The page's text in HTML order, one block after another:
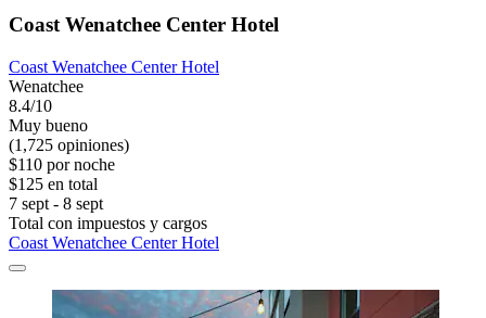
Coast Wenatchee Center Hotel
Coast Wenatchee Center Hotel
Wenatchee
8.4/10
Muy bueno
(1,725 opiniones)
$110 por noche
$125 en total
7 sept - 8 sept
Total con impuestos y cargos
Coast Wenatchee Center Hotel